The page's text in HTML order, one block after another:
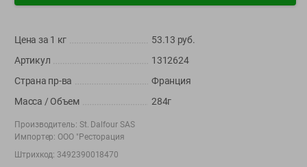
Store
Play
+375 44 560-60-61
Время работы Call-центра: Пн.- Пт. с 09.00 до 17.00, СБ, ВС -
выходной
shop@green-market.by
Цена за 1 кг 53.13 руб.
Артикул
1312624
Страна пр-ва
Франция
Масса / Объем
284г
Производитель: St. Dalfour SAS
Импортер: ООО "Ресторация
Штрихкод: 3492390018470